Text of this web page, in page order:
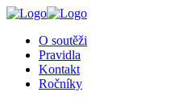
O soutěži
Pravidla
Kontakt
Ročníky